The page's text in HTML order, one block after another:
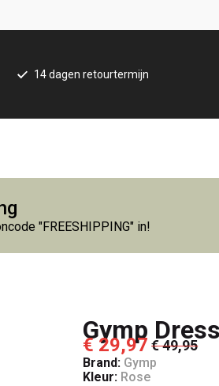
14 dagen retourtermijn
"FREESHIPPING" in!
Gymp
€ 29,97 € 49,95
Brand: Gymp
Kleur: Rose